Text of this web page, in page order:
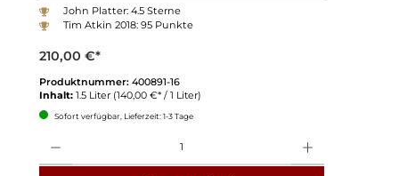
John Platter: 4.5 Sterne
Tim Atkin 2018: 95 Punkte
210,00 €*
Produktnummer: 400891-16
Inhalt: 1.5 Liter (140,00 €* / 1 Liter)
Sofort verfügbar, Lieferzeit: 1-3 Tage